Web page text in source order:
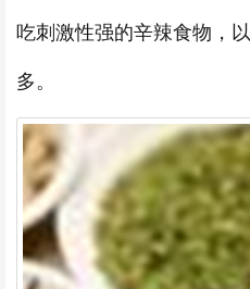
吃刺激性强的辛辣食物，
多。